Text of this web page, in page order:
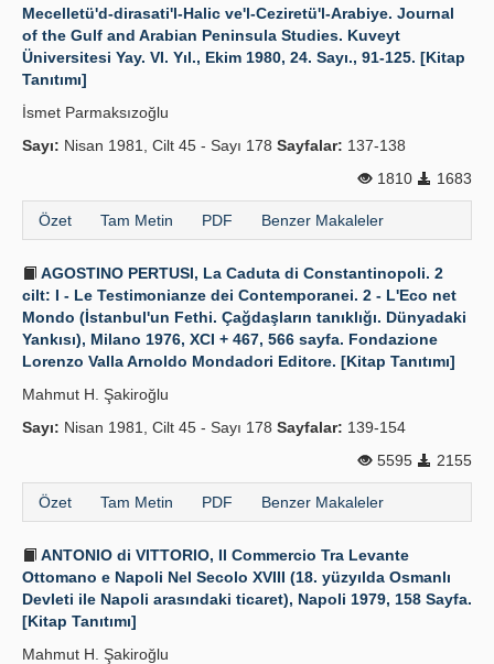
Mecelletü'd-dirasati'l-Halic ve'l-Ceziretü'l-Arabiye. Journal
of the Gulf and Arabian Peninsula Studies. Kuveyt
Üniversitesi Yay. VI. Yıl., Ekim 1980, 24. Sayı., 91-125. [Kitap
Tanıtımı]
İsmet Parmaksızoğlu
Sayı: Nisan 1981, Cilt 45 - Sayı 178 Sayfalar: 137-138
1810
1683
Özet Tam Metin PDF Benzer Makaleler
AGOSTINO PERTUSI, La Caduta di Constantinopoli. 2
cilt: I - Le Testimonianze dei Contemporanei. 2 - L'Eco net
Mondo (İstanbul'un Fethi. Çağdaşların tanıklığı. Dünyadaki
Yankısı), Milano 1976, XCI + 467, 566 sayfa. Fondazione
Lorenzo Valla Arnoldo Mondadori Editore. [Kitap Tanıtımı]
Mahmut H. Şakiroğlu
Sayı: Nisan 1981, Cilt 45 - Sayı 178 Sayfalar: 139-154
5595
2155
Özet Tam Metin PDF Benzer Makaleler
ANTONIO di VITTORIO, Il Commercio Tra Levante
Ottomano e Napoli Nel Secolo XVIII (18. yüzyılda Osmanlı
Devleti ile Napoli arasındaki ticaret), Napoli 1979, 158 Sayfa.
[Kitap Tanıtımı]
Mahmut H. Şakiroğlu